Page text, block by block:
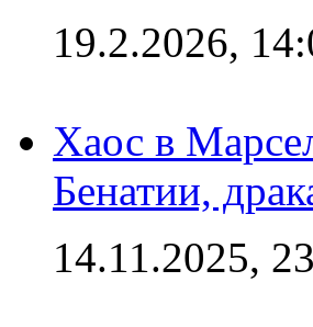
19.2.2026,
Хаос в
Бенатии,
14.11.2025,